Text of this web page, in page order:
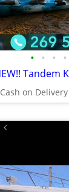
• • • •
Cash on Delivery